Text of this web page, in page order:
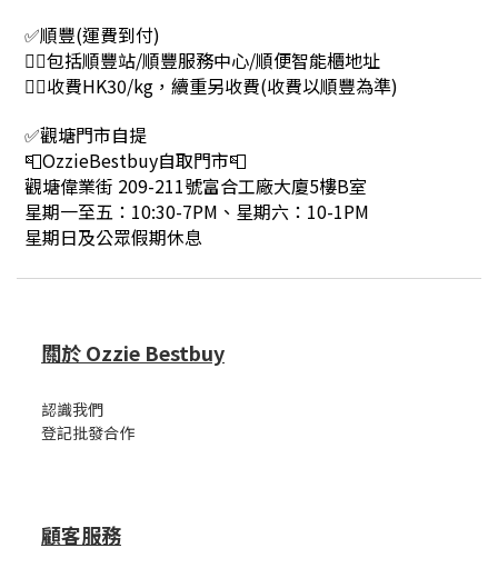
✅順豐(運費到付)
👉🏻包括順豐站/順豐服務中心/順便智能櫃地址
👉🏻收費HK30/kg，續重另收費(收費以順豐為準)
✅觀塘門市自提
📮OzzieBestbuy自取門市📮
觀塘偉業街 209-211號富合工廠大廈5樓B室
星期一至五：10:30-7PM、星期六：10-1PM
星期日及公眾假期休息
關於 Ozzie Bestbuy
認識我們
登記批發合作
顧客服務